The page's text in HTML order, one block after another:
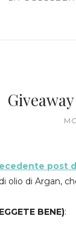
post
olio di Argan,
BENE):